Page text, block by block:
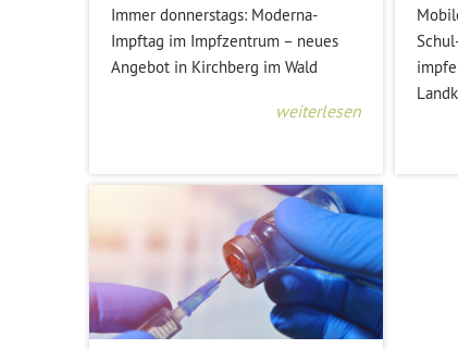
Immer donnerstags: Moderna-
Impftag im Impfzentrum – neues
Angebot in Kirchberg im Wald
weiterlesen